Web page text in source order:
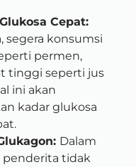
Cepat:
segera konsumsi
permen,
tinggi seperti jus
ini akan
kadar glukosa
Dalam
penderita tidak